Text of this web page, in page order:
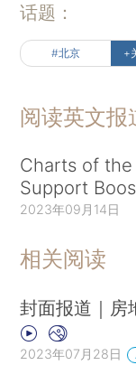
话题：
#北京 +
阅读英文报
Charts of the
Support
2023年09月14日
相关阅读
封面报道｜房
2023年07月28日